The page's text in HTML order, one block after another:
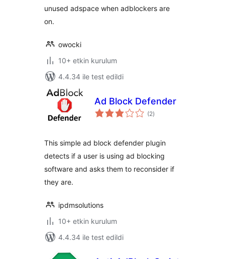
unused adspace when adblockers are
on.
owocki
10+ etkin kurulum
4.4.34 ile test edildi
Ad Block Defender
(2toplam
puan
)
This simple ad block defender plugin
detects if a user is using ad blocking
software and asks them to reconsider if
they are.
ipdmsolutions
10+ etkin kurulum
4.4.34 ile test edildi